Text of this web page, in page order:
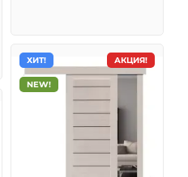
АКЦИЯ!
ХИТ!
NEW!